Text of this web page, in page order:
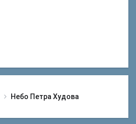
Небо Петра Худова